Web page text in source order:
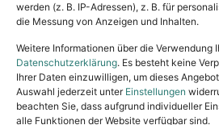
werden (z. B. IP-Adressen), z. B. für
die Messung von Anzeigen und Inhalten.
Weitere Informationen über die Verwendung
Datenschutzerklärung. Es besteht keine
Ihrer Daten einzuwilligen, um dieses
Auswahl jederzeit unter Einstellungen
beachten Sie, dass aufgrund individueller
alle Funktionen der Website verfügbar sind.
Copyright © 2024. All
Tel.: (02631) 55356
Ludwigshof 1,